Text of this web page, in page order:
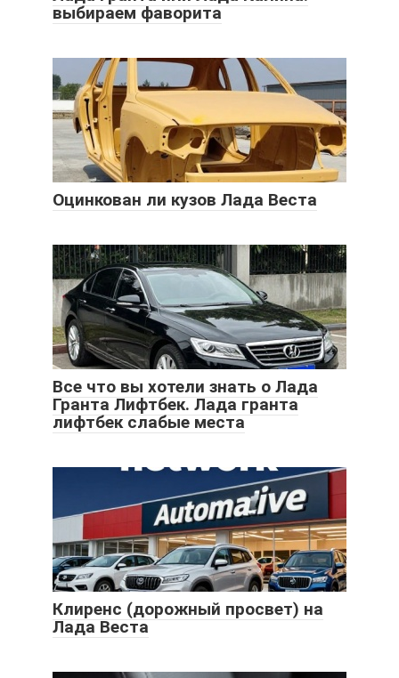
выбираем фаворита
Оцинкован ли кузов Лада Веста
Все что вы хотели знать о Лада
Гранта Лифтбек. Лада гранта
лифтбек слабые места
Клиренс (дорожный просвет) на
Лада Веста